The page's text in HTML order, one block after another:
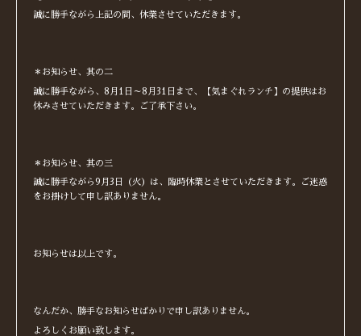
誠に勝手ながら上記の間、休業させていただきます。
＊お知らせ、其の二
誠に勝手ながら、8月1日～8月31日まで、【気まぐれランチ】の提供はお
休みさせていただきます。ご了承下さい。
＊お知らせ、其の三
誠に勝手ながら9月3日（火）は、臨時休業とさせていただきます。ご迷惑
をお掛けして申し訳ありません。
お知らせは以上です。
なんだか、勝手なお知らせばかりで申し訳ありません。
よろしくお願い致します。